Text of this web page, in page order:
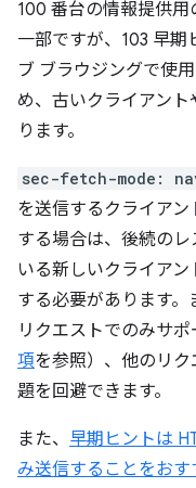
100 番台の情報提供用
一部ですが、103 早期
ブ ブラウジングで使
め、古いクライアン
ります。
sec-fetch-mode:
を送信するクライア
する場合は、後続の
いる新しいクライア
する必要があります
リクエストでのみサ
項を参照）、他のリ
題を回避できます。
また、 早期ヒントは
み送信することをおす